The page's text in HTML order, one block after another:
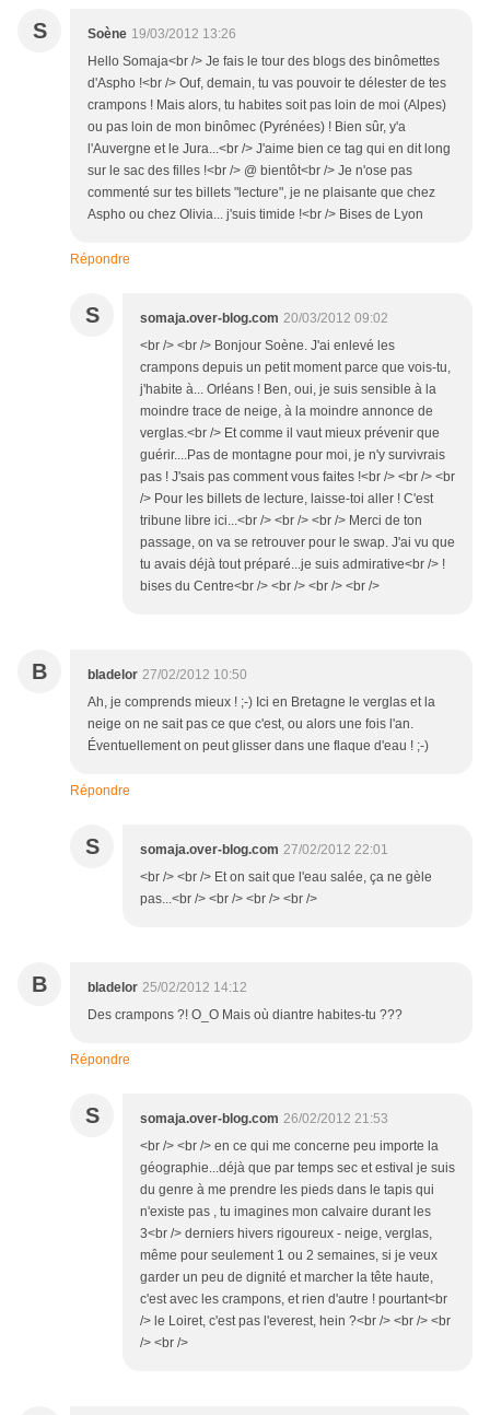
S Soène 19/03/2012 13:26
Hello Somaja<br /> Je fais le tour des blogs des binômettes
d'Aspho !<br /> Ouf, demain, tu vas pouvoir te délester de tes
crampons ! Mais alors, tu habites soit pas loin de moi (Alpes)
ou pas loin de mon binômec (Pyrénées) ! Bien sûr, y'a
l'Auvergne et le Jura...<br /> J'aime bien ce tag qui en dit long
sur le sac des filles !<br /> @ bientôt<br /> Je n'ose pas
commenté sur tes billets "lecture", je ne plaisante que chez
Aspho ou chez Olivia... j'suis timide !<br /> Bises de Lyon
Répondre
S somaja.over-blog.com 20/03/2012 09:02
<br /> <br /> Bonjour Soène. J'ai enlevé les
crampons depuis un petit moment parce que vois-tu,
j'habite à... Orléans ! Ben, oui, je suis sensible à la
moindre trace de neige, à la moindre annonce de
verglas.<br /> Et comme il vaut mieux prévenir que
guérir....Pas de montagne pour moi, je n'y survivrais
pas ! J'sais pas comment vous faites !<br /> <br /> <br
/> Pour les billets de lecture, laisse-toi aller ! C'est
tribune libre ici...<br /> <br /> <br /> Merci de ton
passage, on va se retrouver pour le swap. J'ai vu que
tu avais déjà tout préparé...je suis admirative<br /> !
bises du Centre<br /> <br /> <br /> <br />
B bladelor 27/02/2012 10:50
Ah, je comprends mieux ! ;-) Ici en Bretagne le verglas et la
neige on ne sait pas ce que c'est, ou alors une fois l'an.
Éventuellement on peut glisser dans une flaque d'eau ! ;-)
Répondre
S somaja.over-blog.com 27/02/2012 22:01
<br /> <br /> Et on sait que l'eau salée, ça ne gèle
pas...<br /> <br /> <br /> <br />
B bladelor 25/02/2012 14:12
Des crampons ?! O_O Mais où diantre habites-tu ???
Répondre
S somaja.over-blog.com 26/02/2012 21:53
<br /> <br /> en ce qui me concerne peu importe la
géographie...déjà que par temps sec et estival je suis
du genre à me prendre les pieds dans le tapis qui
n'existe pas , tu imagines mon calvaire durant les
3<br /> derniers hivers rigoureux - neige, verglas,
même pour seulement 1 ou 2 semaines, si je veux
garder un peu de dignité et marcher la tête haute,
c'est avec les crampons, et rien d'autre ! pourtant<br
/> le Loiret, c'est pas l'everest, hein ?<br /> <br /> <br
/> <br />